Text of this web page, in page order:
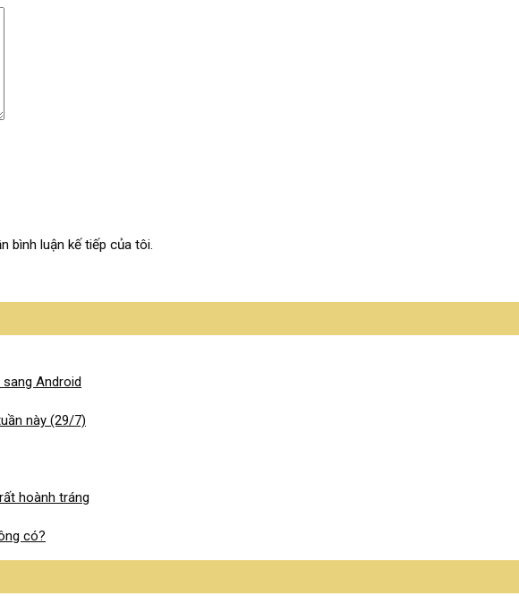
bình luận kế tiếp của tôi.
Android
này (29/7)
hoành tráng
có?